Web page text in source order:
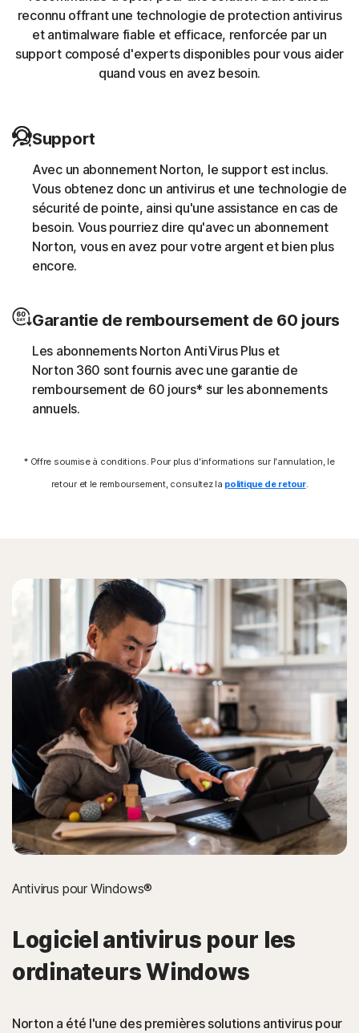
La protection Norton aide à bloquer et à supprimer les
chevaux de Troie connus pour cibler les sessions
utilisent les ressources informatiques d'une autre
personne pour exécuter un script de minage de
cryptomonnaies sans le consentement de l'utilisateur
(par exemple, le cryptojacking).
Téléchargeurs
La protection Norton aide à bloquer les menaces en
contrôle afin de télécharger des charges malveillantes
supplémentaires.
Exploits
La protection Norton aide à bloquer des techniques
spécifiques utilisées par les malwares pour exploiter une
Les menaces en ligne modernes ne laissent aucune trace
dans le système de fichiers en utilisant des scripts et des
exécutions en mémoire. La protection Norton les
détecte et aide à les supprimer.
Attaques de formjacking
La protection Norton aide à bloquer les tentatives de vol
de carte de crédit sur les pages de paiement en ligne.
Enregistreurs de frappe
La protection Norton aide à arrêter les menaces en ligne
qui enregistrent les frappes de clavier, par exemple
passe de vos comptes en ligne.
Attaques de navigateur Man-in-the-
Middle
reconnu offrant une technologie de protection antivirus
et antimalware fiable et efficace, renforcée par un
support composé d'experts disponibles pour vous aider
quand vous en avez besoin.
Support
Avec un abonnement Norton, le support est inclus.
Vous obtenez donc un antivirus et une technologie de
sécurité de pointe, ainsi qu'une assistance en cas de
besoin. Vous pourriez dire qu'avec un abonnement
Norton, vous en avez pour votre argent et bien plus
encore.
Garantie de remboursement de 60 jours
Les abonnements Norton AntiVirus Plus et
Norton 360 sont fournis avec une garantie de
remboursement de 60 jours* sur les abonnements
annuels.
* Offre soumise à conditions. Pour plus d'informations sur l'annulation, le
retour et le remboursement, consultez la politique de retour.
Antivirus pour Windows®
Logiciel antivirus pour les
ordinateurs Windows
Norton a été l'une des premières solutions antivirus pour